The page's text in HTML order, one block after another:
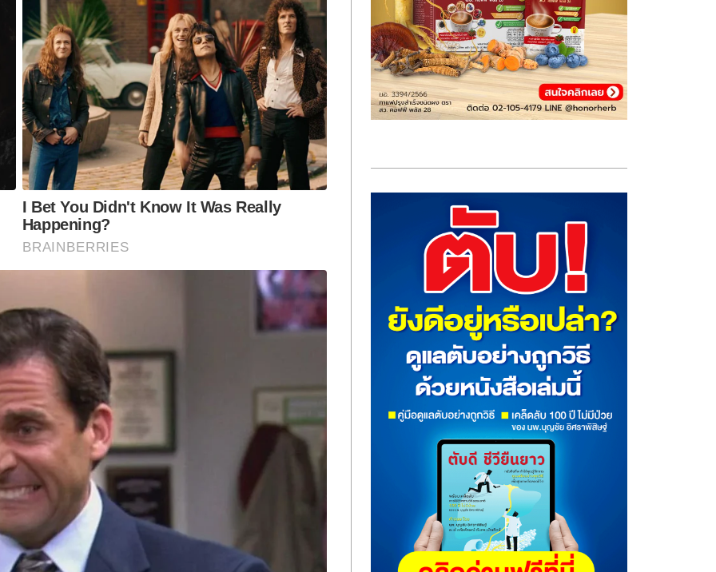
ร. 1422
S
h
e